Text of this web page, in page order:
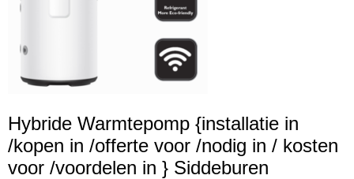
Hybride Warmtepomp {installatie in
/kopen in /offerte voor /nodig in / kosten
voor /voordelen in } Siddeburen